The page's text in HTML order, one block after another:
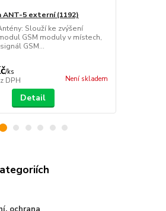
ANT-5 externí (1192)
Slouží ke zvýšení
GSM moduly v místech,
GSM...
/ks
DPH Není skladem
Detail